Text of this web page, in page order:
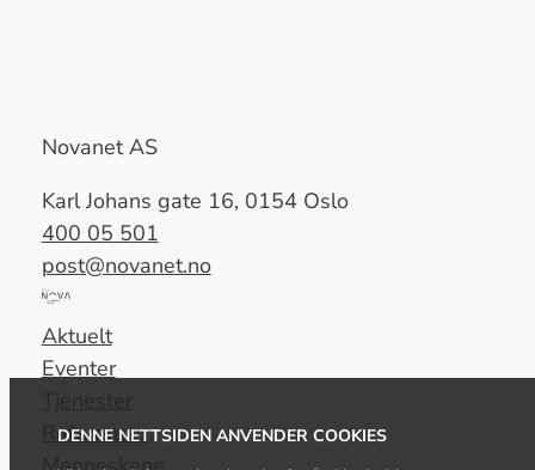
DENNE NETTSIDEN ANVENDER COOKIES
Novanet AS
Karl Johans gate 16, 0154 Oslo
400 05 501
post@novanet.no
Del
av
Nova
Group
Aktuelt
Eventer
Referanser